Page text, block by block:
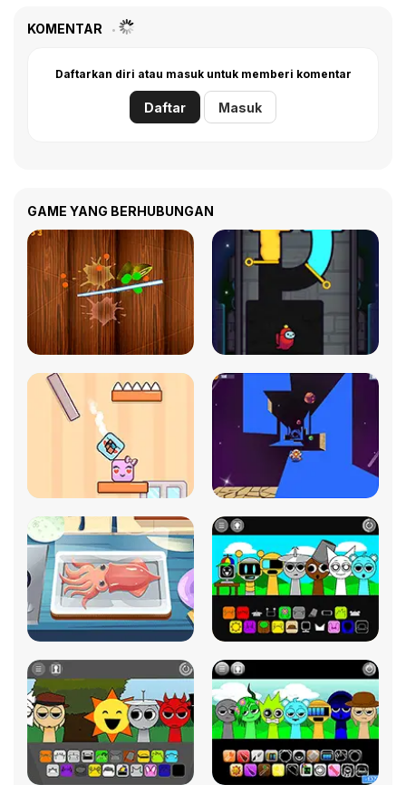
KOMENTAR
Daftarkan diri atau masuk untuk memberi komentar
Daftar Masuk
GAME YANG BERHUBUNGAN